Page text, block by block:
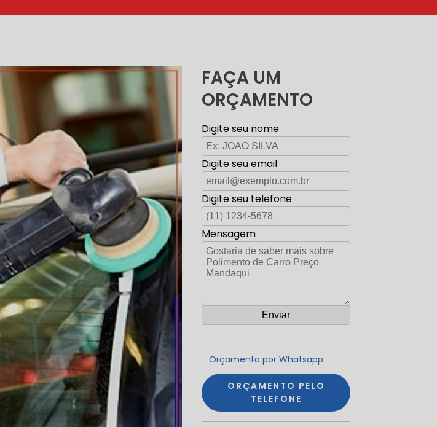
FAÇA UM
ORÇAMENTO
Digite seu nome
Digite seu email
Digite seu telefone
Mensagem
Orçamento por Whatsapp
ORÇAMENTO PELO
TELEFONE